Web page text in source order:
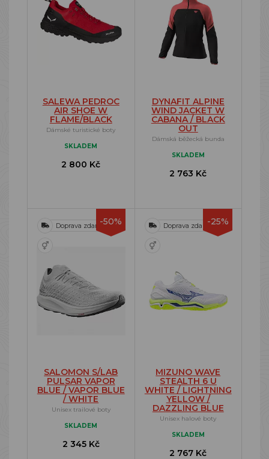
SALEWA PEDROC
AIR SHOE W
FLAME/BLACK
Dámské turistické boty
SKLADEM
2 800 Kč
DYNAFIT ALPINE
WIND JACKET W
CABANA / BLACK
OUT
Dámská běžecká bunda
SKLADEM
2 763 Kč
-50%
Doprava zdarma
SALOMON S/LAB
PULSAR VAPOR
BLUE / VAPOR BLUE
/ WHITE
Unisex trailové boty
SKLADEM
2 345 Kč
-25%
Doprava zdarma
MIZUNO WAVE
STEALTH 6 U
WHITE / LIGHTNING
YELLOW /
DAZZLING BLUE
Unisex halové boty
SKLADEM
2 767 Kč